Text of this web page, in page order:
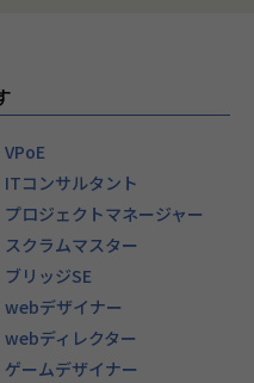
VPoE
ITコンサルタント
プロジェクトマネージャー
スクラムマスター
ブリッジSE
webデザイナー
webディレクター
ゲームデザイナー